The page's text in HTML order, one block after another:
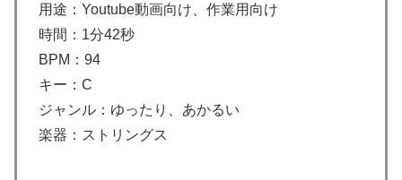
用途：Youtube動画向け、作業用向け
時間：1分42秒
BPM：94
キー：C
ジャンル：ゆったり、あかるい
楽器：ストリングス